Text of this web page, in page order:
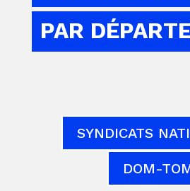
PAR
SYNDICATS
DOM-